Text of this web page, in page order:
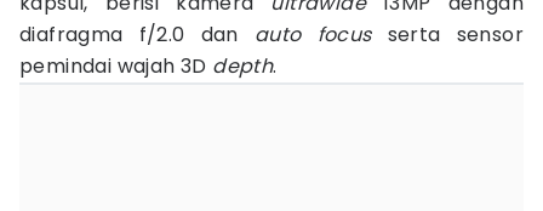
diafragma f/2.0 dan auto focusserta sensor
pemindai wajah 3D depth.